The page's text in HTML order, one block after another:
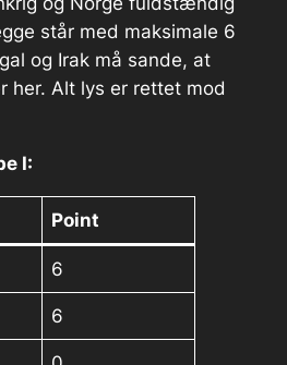
står med maksimale 6
og Irak må sande, at
her. Alt lys er rettet mod
I:
Point
6
6